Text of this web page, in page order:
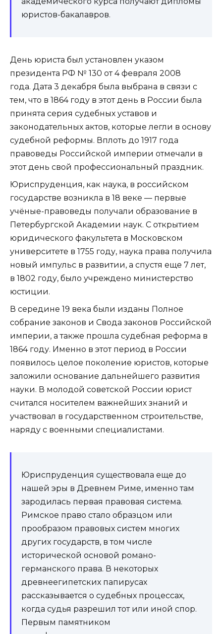
юристов-бакалавров.
День юриста был установлен указом
президента РФ № 130 от 4 февраля 2008
года. Дата 3 декабря была выбрана в связи с
тем, что в 1864 году в этот день в России была
принята серия судебных уставов и
законодательных актов, которые легли в основу
судебной реформы. Вплоть до 1917 года
правоведы Российской империи отмечали в
этот день свой профессиональный праздник.
Юриспруденция, как наука, в российском
государстве возникла в 18 веке — первые
учёные-правоведы получали образование в
Петербургской Академии наук. С открытием
юридического факультета в Московском
университете в 1755 году, наука права получила
новый импульс в развитии, а спустя еще 7 лет,
в 1802 году, было учреждено министерство
юстиции.
В середине 19 века были изданы Полное
собрание законов и Свода законов Российской
империи, а также прошла судебная реформа в
1864 году. Именно в этот период в России
появилось целое поколение юристов, которые
заложили основание дальнейшего развития
науки. В молодой советской России юрист
считался носителем важнейших знаний и
участвовал в государственном строительстве,
наряду с военными специалистами.
Юриспруденция существовала еще до
нашей эры в Древнем Риме, именно там
зародилась первая правовая система.
Римское право стало образцом или
прообразом правовых систем многих
других государств, в том числе
исторической основой романо-
германского права. В некоторых
древнеегипетских папирусах
рассказывается о судебных процессах,
когда судья разрешил тот или иной спор.
Первым памятником